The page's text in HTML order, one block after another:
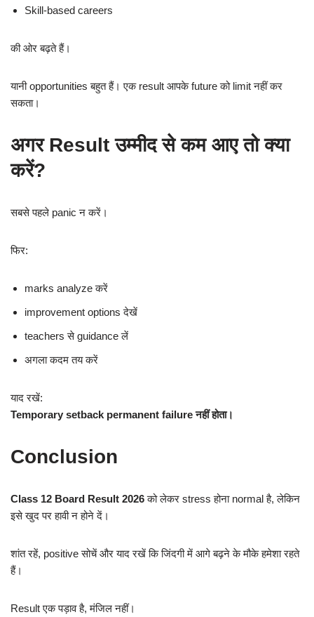
Skill-based careers
की ओर बढ़ते हैं।
यानी opportunities बहुत हैं। एक result आपके future को limit नहीं कर
सकता।
अगर Result उम्मीद से कम आए तो क्या
करें?
सबसे पहले panic न करें।
फिर:
marks analyze करें
improvement options देखें
teachers से guidance लें
अगला कदम तय करें
याद रखें:
Temporary setback permanent failure नहीं होता।
Conclusion
Class 12 Board Result 2026को लेकर stress होना normal है, लेकिन
इसे खुद पर हावी न होने दें।
शांत रहें, positive सोचें और याद रखें कि जिंदगी में आगे बढ़ने के मौके हमेशा रहते
हैं।
Result एक पड़ाव है, मंजिल नहीं।